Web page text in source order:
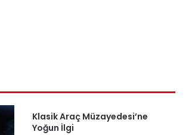
Klasik Araç Müzayedesi’ne
Yoğun İlgi